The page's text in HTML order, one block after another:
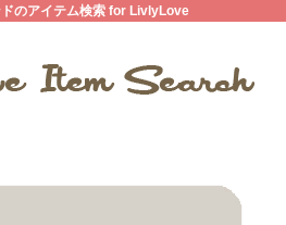
ドのアイテム検索 for LivlyLove